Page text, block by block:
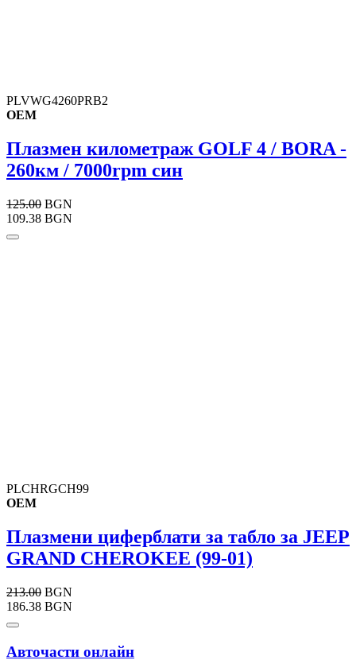
PLVWG4260PRB2
OEM
Плазмен километраж GOLF 4 / BORA -
260км / 7000rpm син
125.00 BGN
109.38 BGN
PLCHRGCH99
OEM
Плазмени циферблати за табло за JEEP
GRAND CHEROKEE (99-01)
213.00 BGN
186.38 BGN
Авточасти онлайн